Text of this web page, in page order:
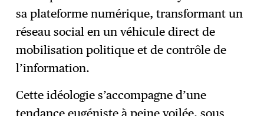
sa plateforme numérique, transformant un
réseau social en un véhicule direct de
mobilisation politique et de contrôle de
l’information.
Cette idéologie s’accompagne d’une